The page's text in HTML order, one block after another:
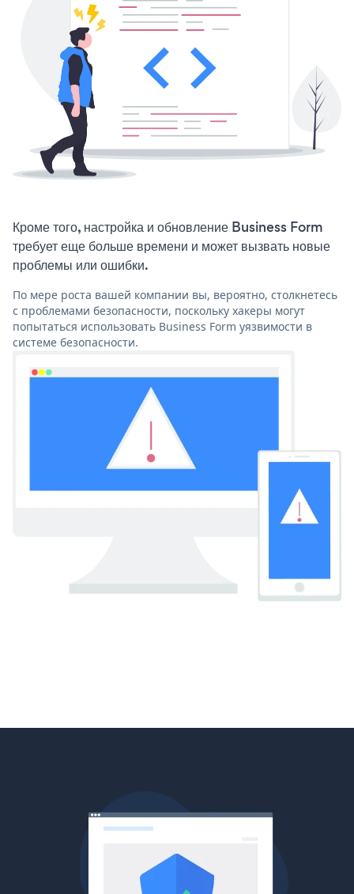
Кроме того, настройка и обновление Business Form
требует еще больше времени и может вызвать новые
проблемы или ошибки.
По мере роста вашей компании вы, вероятно, столкнетесь
с проблемами безопасности, поскольку хакеры могут
попытаться использовать Business Form уязвимости в
системе безопасности.